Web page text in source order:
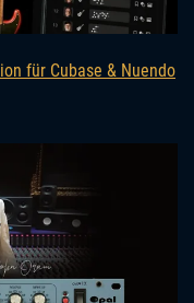
für Cubase & Nuendo